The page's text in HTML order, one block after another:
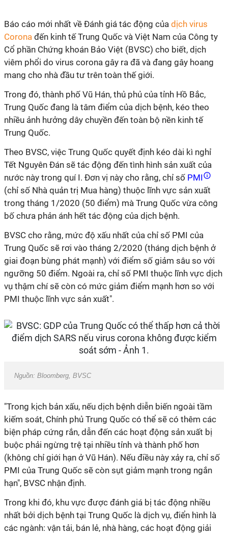
Báo cáo mới nhất về Đánh giá tác động của dịch virus
Corona đến kinh tế Trung Quốc và Việt Nam của Công ty
Cổ phần Chứng khoán Bảo Việt (BVSC) cho biết, dịch
viêm phổi do virus corona gây ra đã và đang gây hoang
mang cho nhà đầu tư trên toàn thế giới.
Trong đó, thành phố Vũ Hán, thủ phủ của tỉnh Hồ Bắc,
Trung Quốc đang là tâm điểm của dịch bệnh, kéo theo
nhiều ảnh hưởng dây chuyền đến toàn bộ nền kinh tế
Trung Quốc.
Theo BVSC, việc Trung Quốc quyết định kéo dài kì nghỉ
Tết Nguyên Đán sẽ tác động đến tình hình sản xuất của
nước này trong quí I. Đơn vị này cho rằng, chỉ số PMI
(chỉ số Nhà quản trị Mua hàng) thuộc lĩnh vực sản xuất
trong tháng 1/2020 (50 điểm) mà Trung Quốc vừa công
bố chưa phản ánh hết tác động của dịch bệnh.
BVSC cho rằng, mức độ xấu nhất của chỉ số PMI của
Trung Quốc sẽ rơi vào tháng 2/2020 (tháng dịch bệnh ở
giai đoạn bùng phát mạnh) với điểm số giảm sâu so với
ngưỡng 50 điểm. Ngoài ra, chỉ số PMI thuộc lĩnh vực dịch
vụ thậm chí sẽ còn có mức giảm điểm mạnh hơn so với
PMI thuộc lĩnh vực sản xuất".
Nguồn: Bloomberg, BVSC
"Trong kịch bản xấu, nếu dịch bệnh diễn biến ngoài tầm
kiếm soát, Chính phủ Trung Quốc có thể sẽ có thêm các
biện pháp cứng rắn, dẫn đến các hoạt động sản xuất bị
buộc phải ngừng trệ tại nhiều tỉnh và thành phố hơn
(không chỉ giới hạn ở Vũ Hán). Nếu điều này xảy ra, chỉ số
PMI của Trung Quốc sẽ còn sụt giảm mạnh trong ngắn
hạn", BVSC nhận định.
Trong khi đó, khu vực được đánh giá bị tác động nhiều
nhất bởi dịch bệnh tại Trung Quốc là dịch vụ, điển hình là
các ngành: vận tải, bán lẻ, nhà hàng, các hoạt động giải